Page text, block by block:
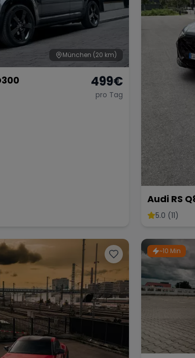
München (20 km)
499€
pro Tag
Audi RS
PS5.0 (11)
~10 Min